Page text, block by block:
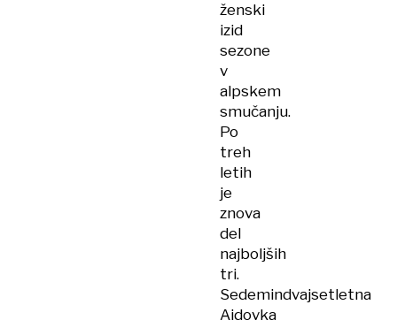
ženski
izid
sezone
v
alpskem
smučanju.
Po
treh
letih
je
znova
del
najboljših
tri.
Sedemindvajsetletna
Ajdovka